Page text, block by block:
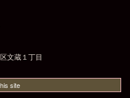
文蔵１丁目
site